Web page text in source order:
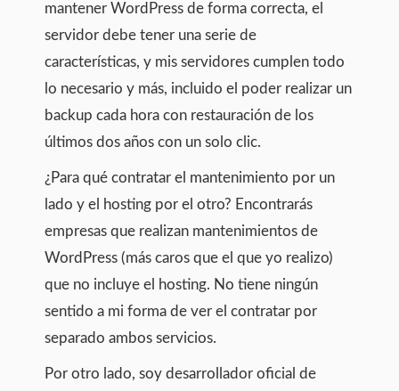
mantener WordPress de forma correcta, el
servidor debe tener una serie de
características, y mis servidores cumplen todo
lo necesario y más, incluido el poder realizar un
backup cada hora con restauración de los
últimos dos años con un solo clic.
¿Para qué contratar el mantenimiento por un
lado y el hosting por el otro? Encontrarás
empresas que realizan mantenimientos de
WordPress (más caros que el que yo realizo)
que no incluye el hosting. No tiene ningún
sentido a mi forma de ver el contratar por
separado ambos servicios.
Por otro lado, soy desarrollador oficial de